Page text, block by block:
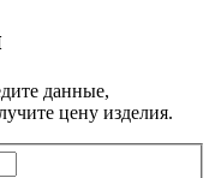
данные,
цену изделия.